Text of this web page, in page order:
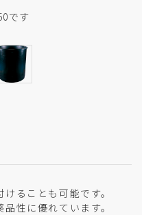
です
ることも可能です。
性に優れています。